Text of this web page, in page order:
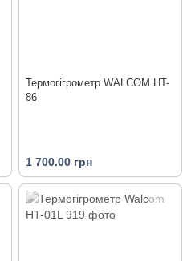
Термогігрометр WALCOM HT-
86
1 700.00 грн